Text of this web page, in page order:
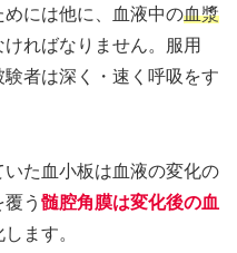
には他に、血液中の血漿
ければなりません。服用
者は深く・速く呼吸をす
た血小板は血液の変化の
う 髄腔角膜は変化後の血
ます。